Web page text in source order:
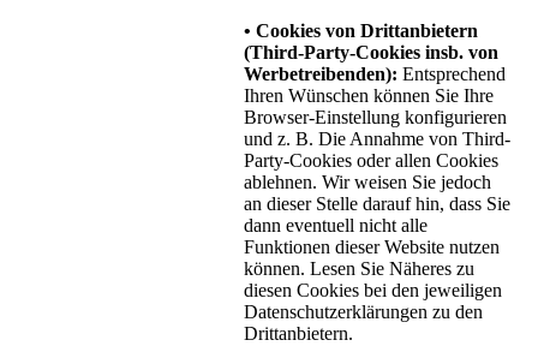
• Cookies von Drittanbietern
(Third-Party-Cookies insb. von
Werbetreibenden): Entsprechend
Ihren Wünschen können Sie Ihre
Browser-Einstellung konfigurieren
und z. B. Die Annahme von Third-
Party-Cookies oder allen Cookies
ablehnen. Wir weisen Sie jedoch
an dieser Stelle darauf hin, dass Sie
dann eventuell nicht alle
Funktionen dieser Website nutzen
können. Lesen Sie Näheres zu
diesen Cookies bei den jeweiligen
Datenschutzerklärungen zu den
Drittanbietern.